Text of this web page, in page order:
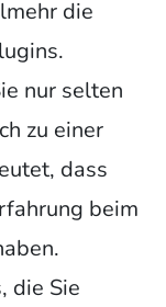
die
nur selten
zu einer
dass
beim
die Sie